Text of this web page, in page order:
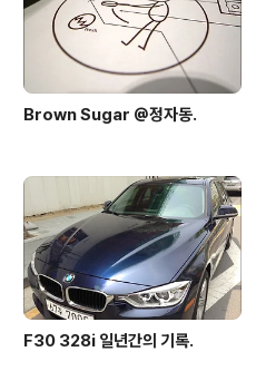
Brown Sugar @정자동.
F30 328i 일년간의 기록.